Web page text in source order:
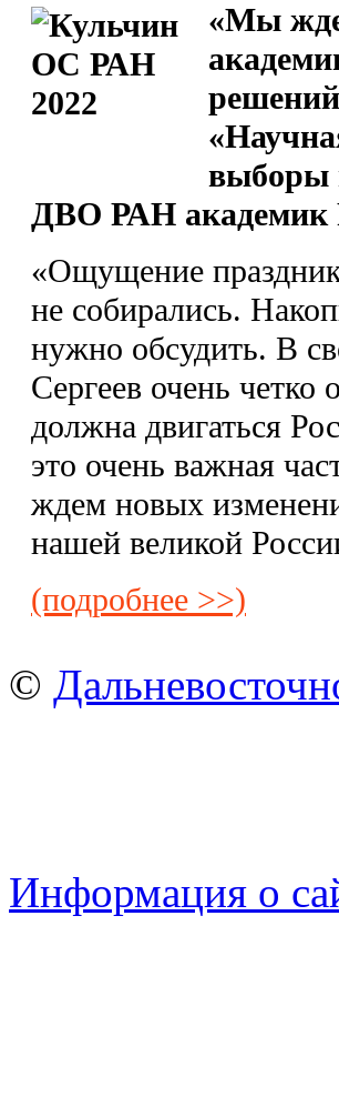
«Мы
выборы
ДВО РАН
«Ощущение
не собирались.
нужно обсудить. В
Сергеев очень четко
должна двигаться
это очень важная
ждем новых
нашей великой
(подробнее >>)
©
Информация о